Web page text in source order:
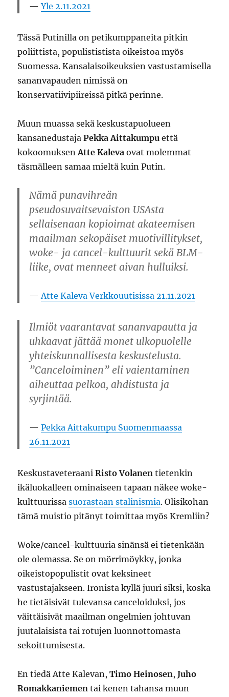
Yle 2.11.2021
Tässä Putinilla on petikumppaneita pitkin
poliittista, populististista oikeistoa myös
Suomessa. Kansalaisoikeuksien vastustamisella
sananvapauden nimissä on
konservatiivipiireissä pitkä perinne.
Muun muassa sekä keskustapuolueen
kansanedustajaPekka Aittakumpu että
kokoomuksenAtte Kaleva ovat molemmat
täsmälleen samaa mieltä kuin Putin.
Nämä punavihreän
pseudosuvaitsevaiston USAsta
sellaisenaan kopioimat akateemisen
maailman sekopäiset muotivillitykset,
woke- ja cancel-kulttuurit sekä BLM-
liike, ovat menneet aivan hulluiksi.
Atte Kaleva Verkkouutisissa 21.11.2021
Ilmiöt vaarantavat sananvapautta ja
uhkaavat jättää monet ulkopuolelle
yhteiskunnallisesta keskustelusta.
”Canceloiminen” eli vaientaminen
aiheuttaa pelkoa, ahdistusta ja
syrjintää.
Pekka Aittakumpu Suomenmaassa
26.11.2021
KeskustaveteraaniRisto Volanen tietenkin
ikäluokalleen ominaiseen tapaan näkee woke-
kulttuurissasuorastaan stalinismia. Olisikohan
tämä muistio pitänyt toimittaa myös Kremliin?
Woke/cancel-kulttuuria sinänsä ei tietenkään
ole olemassa. Se on mörrimöykky, jonka
oikeistopopulistit ovat keksineet
vastustajakseen. Ironista kyllä juuri siksi, koska
he tietäisivät tulevansa canceloiduksi, jos
väittäisivät maailman ongelmien johtuvan
juutalaisista tai rotujen luonnottomasta
sekoittumisesta.
En tiedä Atte Kalevan,Timo Heinosen,Juho
Romakkaniemen tai kenen tahansa muun